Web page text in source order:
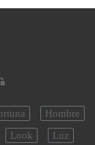
Hombre
Look Luz